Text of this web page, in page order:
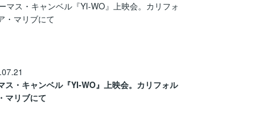
ス・キャンベル『YI-WO』上映会。カリフォル
マリブにて